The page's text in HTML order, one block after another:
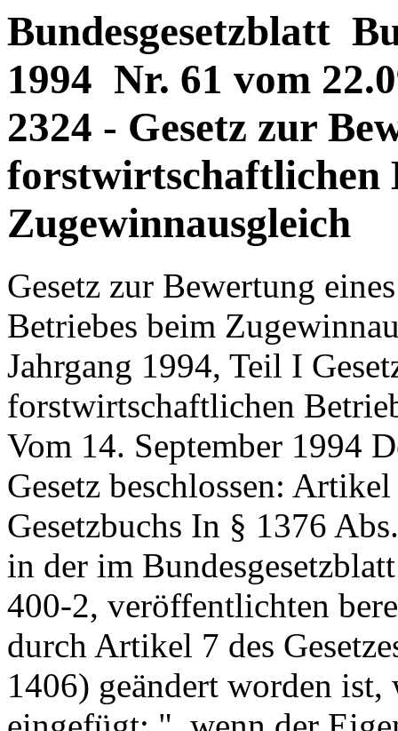
Bundesgesetzblatt
1994 Nr. 61 vom
2324 - Gesetz zur
forstwirtschaftlichen
Zugewinnausgleich
Gesetz zur Bewertung
Betriebes beim
Jahrgang 1994, Teil I
forstwirtschaftlichen
Vom 14. September 1994
Gesetz beschlossen:
Gesetzbuchs In § 1376
in der im
400-2, veröffentlichten
durch Artikel 7 des
1406) geändert worden